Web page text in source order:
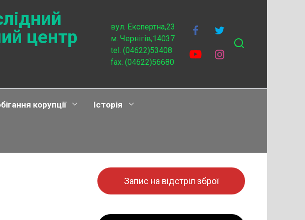
центр
вул. Експертна,23
м. Чернігів,14037
tel. (04622)53408
fax. (04622)56680
корупції Історія
Запис на відстріл зброї